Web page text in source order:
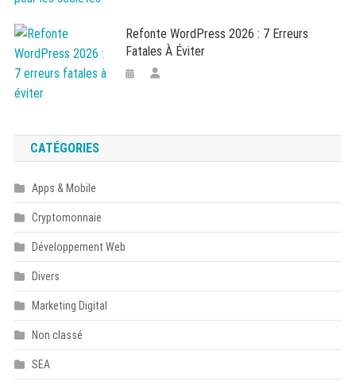
Refonte WordPress 2026 : 7 Erreurs
Fatales À Éviter
CATÉGORIES
Apps & Mobile
Cryptomonnaie
Développement Web
Divers
Marketing Digital
Non classé
SEA